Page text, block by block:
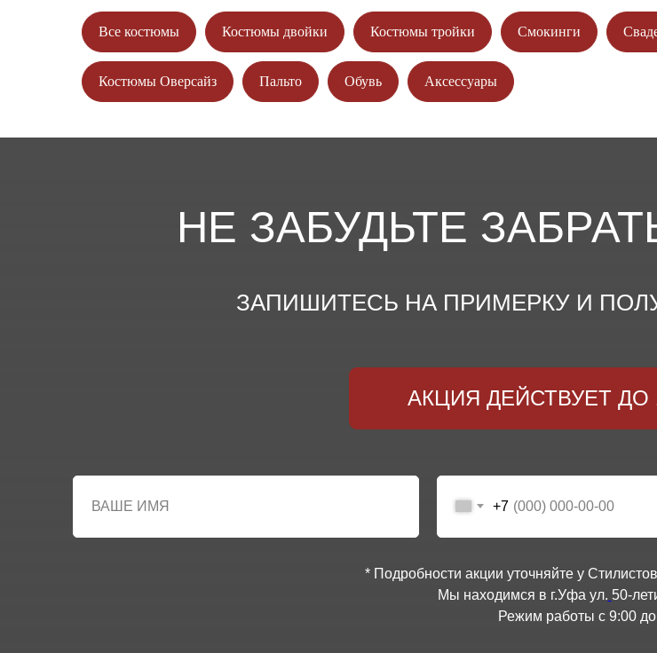
Все костюмы Костюмы двойки Костюмы тройки Смокинги
Костюмы Оверсайз Пальто Обувь Аксессуары
ЗАПИШИТЕСЬ НА ПРИМЕРКУ И
НЕ ЗАБУДЬТЕ
АКЦИЯ ДЕЙСТВУЕТ ДО
* Подробности акции уточняйте у
Мы находимся в г.Уфа ул. 50-
Режим работы с 9:00
+7